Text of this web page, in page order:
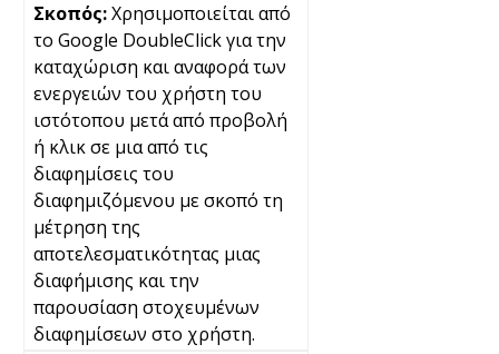
Χρησιμοποιείται από
το Google DoubleClick για την
καταχώριση και αναφορά των
ενεργειών του χρήστη του
ιστότοπου μετά από προβολή
ή κλικ σε μια από τις
διαφημίσεις του
διαφημιζόμενου με σκοπό τη
μέτρηση της
αποτελεσματικότητας μιας
διαφήμισης και την
παρουσίαση στοχευμένων
διαφημίσεων στο χρήστη.